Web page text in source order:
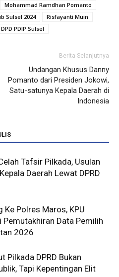
Mohammad Ramdhan Pomanto
Sulsel 2024
Risfayanti Muin
PDIP Sulsel
Berita Selanjutnya
Undangan Khusus Danny
Pomanto dari Presiden Jokowi,
Satu-satunya Kepala Daerah di
Indonesia
Tafsir Pilkada, Usulan
Daerah Lewat DPRD
Ke Polres Maros, KPU
Pemutakhiran Data Pemilih
2026
Pilkada DPRD Bukan
Tapi Kepentingan Elit